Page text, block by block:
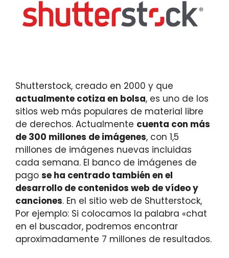
Shutterstock, creado en 2000 y que
actualmente cotiza en bolsa, es uno de los
sitios web más populares de material libre
de derechos. Actualmente cuenta con más
de 300 millones de imágenes, con 1,5
millones de imágenes nuevas incluidas
cada semana. El banco de imágenes de
pago se ha centrado también en el
desarrollo de contenidos web de vídeo y
canciones. En el sitio web de Shutterstock,
Por ejemplo: Si colocamos la palabra «chat
en el buscador, podremos encontrar
aproximadamente 7 millones de resultados.